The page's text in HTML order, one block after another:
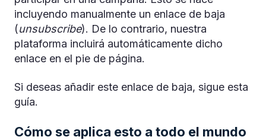
incluyendo manualmente un enlace de baja
(unsubscribe). De lo contrario, nuestra
plataforma incluirá automáticamente dicho
enlace en el pie de página.
Si deseas añadir este enlace de baja, sigue esta
guía.
Cómo se aplica esto a todo el mundo